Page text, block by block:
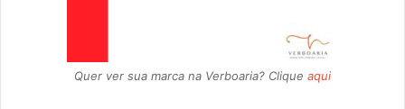
Quer ver sua marca na Verboaria? Clique aqui